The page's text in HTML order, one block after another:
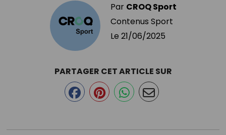
Par CROQ Sport
Contenus Sport
Le 21/06/2025
PARTAGER CET ARTICLE SUR